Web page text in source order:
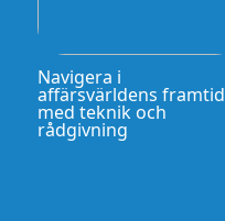
Navigera i
affärsvärldens framtid
med teknik och
rådgivning